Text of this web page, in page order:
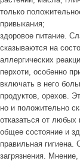
только
привыкания;
здоровое питание.
сказываются на
аллергических
перхоти, особенно
включать в него
продуктов, орехов.
но и положительно
отказаться от
общее состояние и
правильная
загрязнения.